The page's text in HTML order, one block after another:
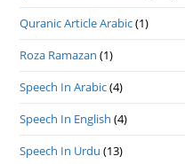
Quranic Article Arabic(1)
Roza Ramazan (1)
Speech In Arabic(4)
Speech In English (4)
Speech In Urdu (13)